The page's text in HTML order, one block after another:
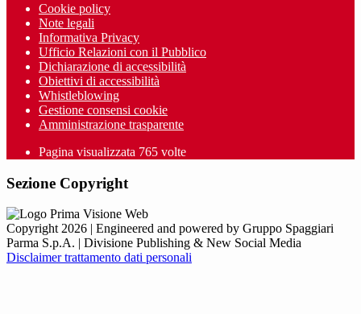
Cookie policy
Note legali
Informativa Privacy
Ufficio Relazioni con il Pubblico
Dichiarazione di accessibilità
Obiettivi di accessibilità
Whistleblowing
Gestione consensi cookie
Amministrazione trasparente
Pagina visualizzata 765 volte
Sezione Copyright
Copyright 2026 | Engineered and powered by Gruppo Spaggiari
Parma S.p.A. | Divisione Publishing & New Social Media
Disclaimer trattamento dati personali